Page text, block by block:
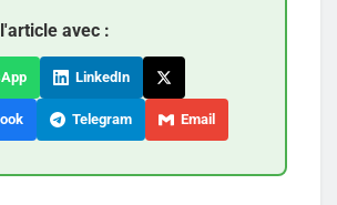
avec :
LinkedIn
Telegram Email